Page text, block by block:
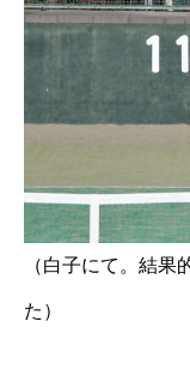
（白子にて。結果
た）